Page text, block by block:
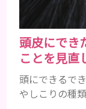
頭皮にでき
ことを見直
頭にできるで
やしこりの種